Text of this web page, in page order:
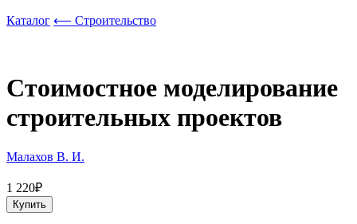
Каталог ⟵ Строительство
Стоимостное моделирование
строительных проектов
Малахов В. И.
1 220₽
Купить